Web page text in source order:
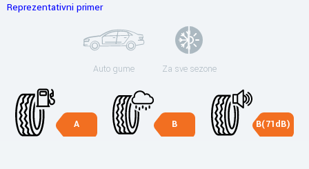
Reprezentativni primer
Auto gume Za sve sezone
A B B(71dB)